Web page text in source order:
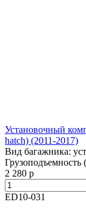
Установочный
hatch) (2011-2017)
Вид багажника:
Грузоподъемность
2 280 р
ED10-031